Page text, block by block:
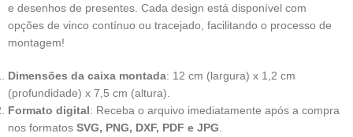
e desenhos de presentes. Cada design está disponível com
opções de vinco contínuo ou tracejado, facilitando o processo de
montagem!
Dimensões da caixa montada: 12 cm (largura) x 1,2 cm
(profundidade) x 7,5 cm (altura).
Formato digital: Receba o arquivo imediatamente após a compra
nos formatos SVG, PNG, DXF, PDF e JPG